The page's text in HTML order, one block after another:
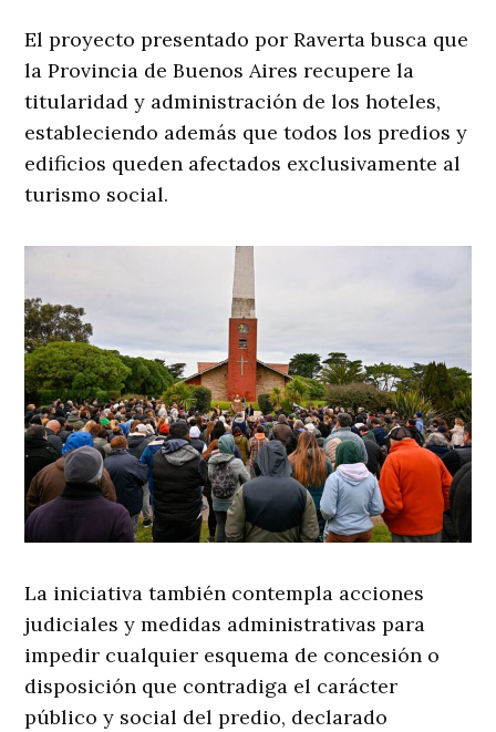
El proyecto presentado por Raverta busca que
la Provincia de Buenos Aires recupere la
titularidad y administración de los hoteles,
estableciendo además que todos los predios y
edificios queden afectados exclusivamente al
turismo social.
La iniciativa también contempla acciones
judiciales y medidas administrativas para
impedir cualquier esquema de concesión o
disposición que contradiga el carácter
público y social del predio, declarado